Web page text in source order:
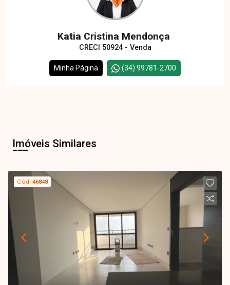
Katia Cristina Mendonça
CRECI 50924 - Venda
Minha Página (34) 99781-2700
Imóveis Similares
Cód.46848